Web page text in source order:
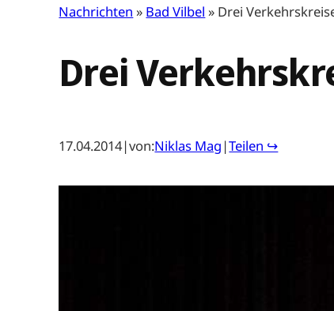
Nachrichten » Bad Vilbel » Drei
Drei
17.04.2014|von:Niklas Mag |Teilen ↪